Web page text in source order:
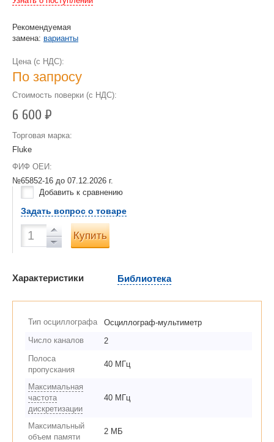
Рекомендуемая
замена: варианты
Цена (с НДС):
По запросу
Стоимость поверки (с НДС):
6 600Р
Торговая марка:
Fluke
ФИФ ОЕИ:
№65852-16 до 07.12.2026 г.
Добавить к сравнению
Задать вопрос о товаре
Купить
Характеристики Библиотека
Тип осциллографа
Осциллограф-мультиметр
Число каналов
2
Полоса
пропускания
40 МГц
Максимальная
частота
дискретизации
40 МГц
Максимальный
объем памяти
2 МБ